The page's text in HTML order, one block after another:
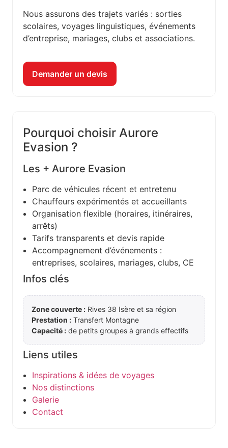
Nous assurons des trajets variés : sorties
scolaires, voyages linguistiques, événements
d’entreprise, mariages, clubs et associations.
Demander un devis
Pourquoi choisir Aurore
Evasion ?
Les + Aurore Evasion
Parc de véhicules récent et entretenu
Chauffeurs expérimentés et accueillants
Organisation flexible (horaires, itinéraires,
arrêts)
Tarifs transparents et devis rapide
Accompagnement d’événements :
entreprises, scolaires, mariages, clubs, CE
Infos clés
Zone couverte : Rives 38 Isère et sa région
Prestation : Transfert Montagne
Capacité : de petits groupes à grands effectifs
Liens utiles
Inspirations & idées de voyages
Nos distinctions
Galerie
Contact